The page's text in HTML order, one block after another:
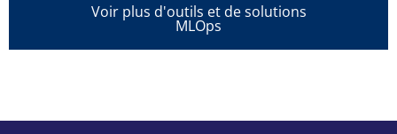
Voir plus d'outils et de solutions
MLOps